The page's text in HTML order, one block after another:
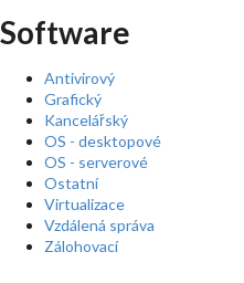
Software
Antivirový
Grafický
Kancelářský
OS - desktopové
OS - serverové
Ostatní
Virtualizace
Vzdálená správa
Zálohovací